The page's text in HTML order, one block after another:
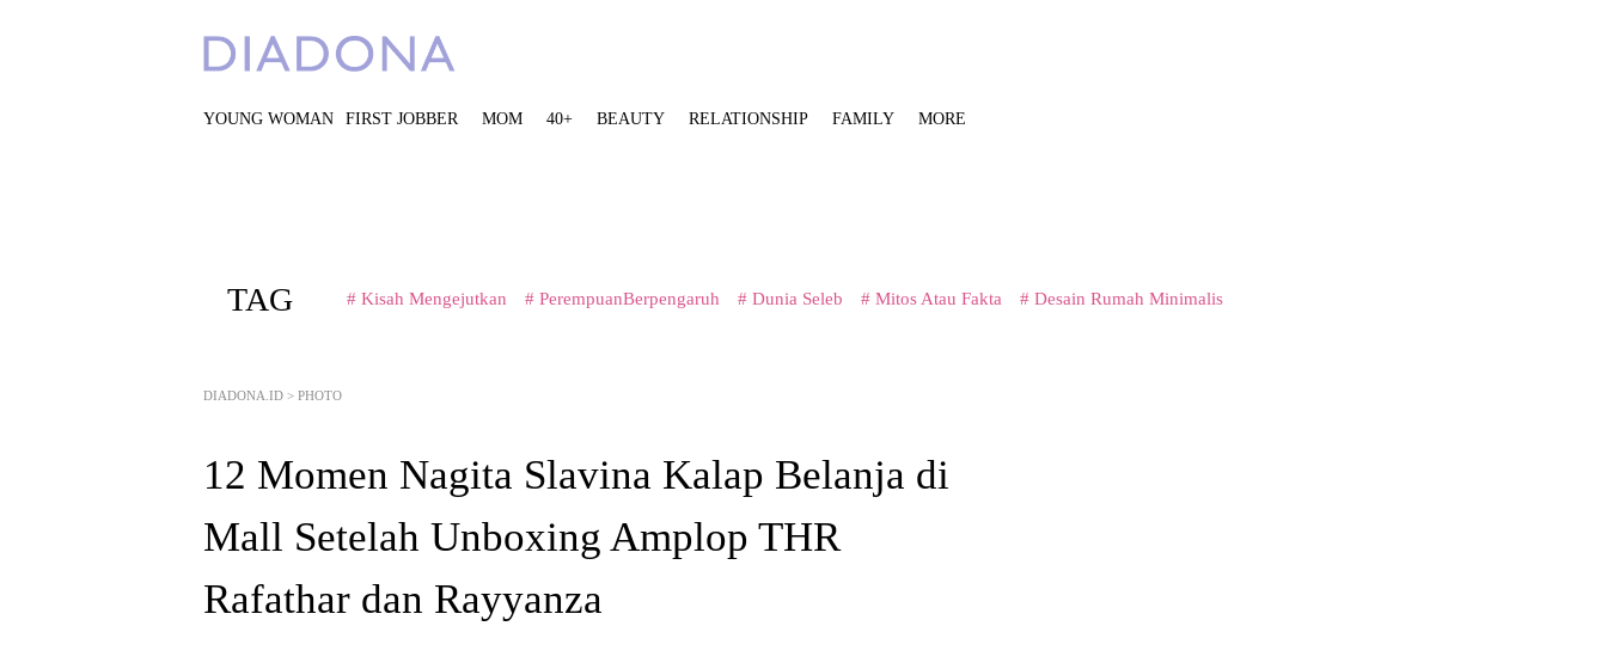
YOUNG WOMAN FIRST JOBBER MOM 40+ BEAUTY RELATIONSHIP FAMILY MORE
TAG # Kisah Mengejutkan # PerempuanBerpengaruh # Dunia Seleb # Mitos Atau Fakta # Desain Rumah Minimalis
DIADONA.ID > PHOTO
12 Momen Nagita Slavina Kalap Belanja di
Mall Setelah Unboxing Amplop THR
Rafathar dan Rayyanza